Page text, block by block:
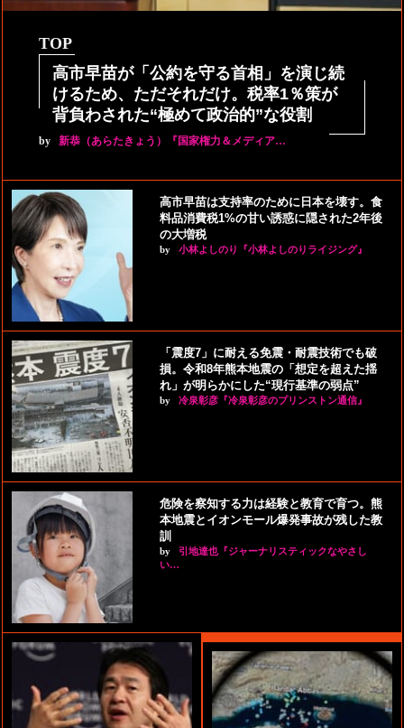
TOP
高市早苗が「公約を守る首相」を演じ続
けるため、ただそれだけ。税率1％策が
背負わされた“極めて政治的”な役割
by 新恭（あらたきょう）『国家権力＆メディア…
高市早苗は支持率のために日本を壊す。食
料品消費税1%の甘い誘惑に隠された2年後
の大増税
by 小林よしのり『小林よしのりライジング』
「震度7」に耐える免震・耐震技術でも破
損。令和8年熊本地震の「想定を超えた揺
れ」が明らかにした“現行基準の弱点”
by 冷泉彰彦『冷泉彰彦のプリンストン通信』
危険を察知する力は経験と教育で育つ。熊
本地震とイオンモール爆発事故が残した教
訓
by
引地達也『ジャーナリスティックなやさし
い…